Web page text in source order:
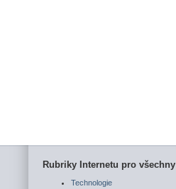
Rubriky Internetu pro všechny
Technologie